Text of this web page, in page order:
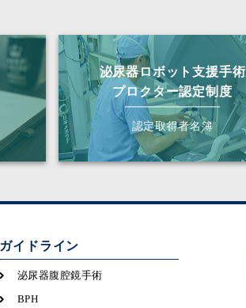
泌尿器ロボット支援手術
プロクター認定制度
認定取得者名簿
ガイドライン
泌尿器腹腔鏡手術
BPH